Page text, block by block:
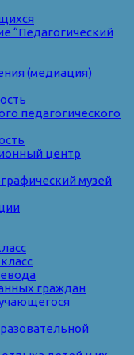
“Педагогический
(медиация)
педагогического
центр
музей
граждан